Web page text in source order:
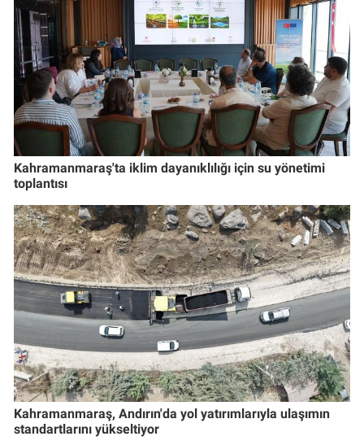
Kahramanmaraş'ta iklim dayanıklılığı için su yönetimi
toplantısı
Kahramanmaraş, Andırın'da yol yatırımlarıyla ulaşımın
standartlarını yükseltiyor